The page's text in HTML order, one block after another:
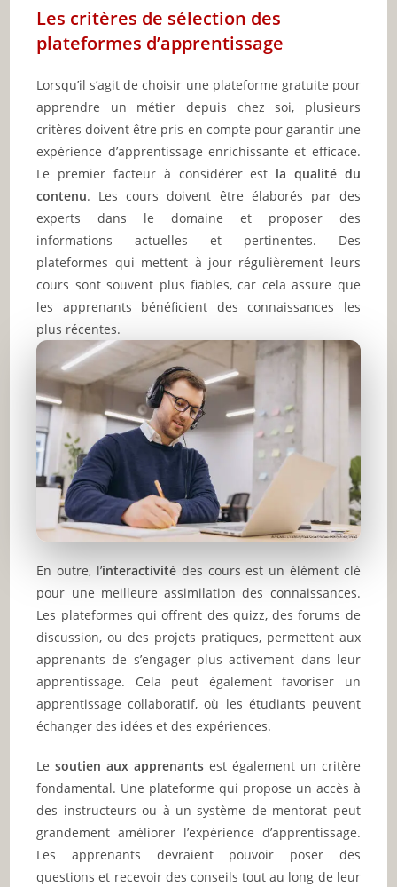
Les critères de sélection des
plateformes d’apprentissage
Lorsqu’il s’agit de choisir une plateforme gratuite pour
apprendre un métier depuis chez soi, plusieurs
critères doivent être pris en compte pour garantir une
expérience d’apprentissage enrichissante et efficace.
Le premier facteur à considérer est la qualité du
contenu. Les cours doivent être élaborés par des
experts dans le domaine et proposer des
informations actuelles et pertinentes. Des
plateformes qui mettent à jour régulièrement leurs
cours sont souvent plus fiables, car cela assure que
les apprenants bénéficient des connaissances les
plus récentes.
En outre, l’interactivitédes cours est un élément clé
pour une meilleure assimilation des connaissances.
Les plateformes qui offrent des quizz, des forums de
discussion, ou des projets pratiques, permettent aux
apprenants de s’engager plus activement dans leur
apprentissage. Cela peut également favoriser un
apprentissage collaboratif, où les étudiants peuvent
échanger des idées et des expériences.
Lesoutien aux apprenants est également un critère
fondamental. Une plateforme qui propose un accès à
des instructeurs ou à un système de mentorat peut
grandement améliorer l’expérience d’apprentissage.
Les apprenants devraient pouvoir poser des
questions et recevoir des conseils tout au long de leur